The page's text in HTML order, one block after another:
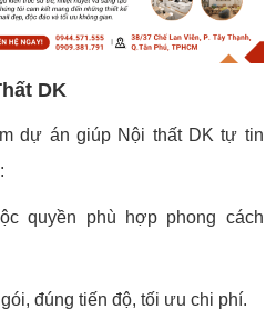
DK
dự án giúp Nội thất DK tự tin
quyền phù hợp phong cách
đúng tiến độ, tối ưu chi phí.